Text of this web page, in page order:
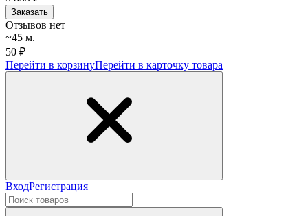
Заказать
Отзывов нет
~45 м.
50 ₽
Перейти в корзинуПерейти в карточку товара
ВходРегистрация